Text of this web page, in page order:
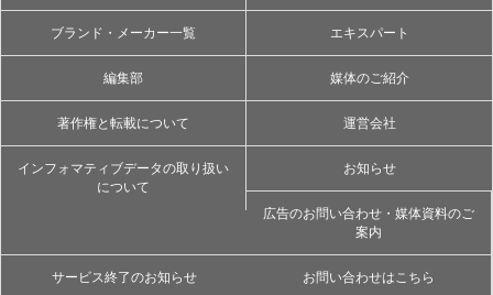
ブランド・メーカー一覧 エキスパート
編集部 媒体のご紹介
著作権と転載について 運営会社
インフォマティブデータの取り扱い
について
お知らせ
広告のお問い合わせ・媒体資料のご
案内
サービス終了のお知らせ お問い合わせはこちら